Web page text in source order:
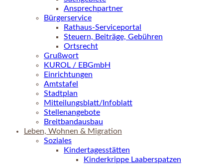
Ansprechpartner
Bürgerservice
Rathaus-Serviceportal
Steuern, Beiträge, Gebühren
Ortsrecht
Grußwort
KUROL / EBGmbH
Einrichtungen
Amtstafel
Stadtplan
Mitteilungsblatt/Infoblatt
Stellenangebote
Breitbandausbau
Leben, Wohnen & Migration
Soziales
Kindertagesstätten
Kinderkrippe Laaberspatzen